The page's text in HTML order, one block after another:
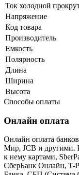
Ток холодной
Напряжение
Код товара
Производитель
Емкость
Полярность
Длина
Ширина
Высота
Способы оплаты
Онлайн оплата
Онлайн оплата
Мир, JCB и другими.
к нему картами,
СберБанк Онлайн, T-